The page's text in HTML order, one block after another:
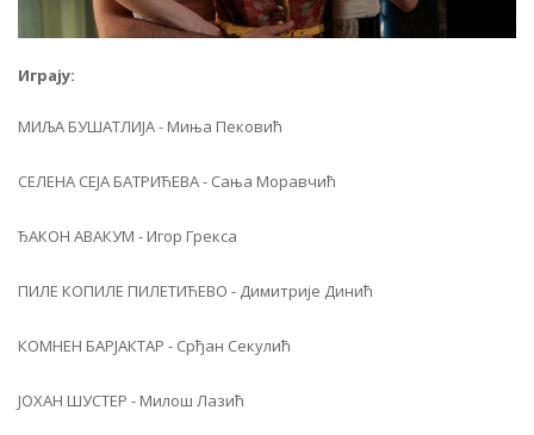
Играју:
МИЉА БУШАТЛИЈА - Миња Пековић
СЕЛЕНА СЕЈА БАТРИЋЕВА - Сања Моравчић
ЂАКОН АВАКУМ - Игор Грекса
ПИЛЕ КОПИЛЕ ПИЛЕТИЋЕВО - Димитрије Динић
КОМНЕН БАРЈАКТАР - Срђан Секулић
ЈОХАН ШУСТЕР - Милош Лазић